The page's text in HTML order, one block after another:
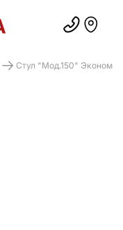
Стул "Мод.150" Эконом